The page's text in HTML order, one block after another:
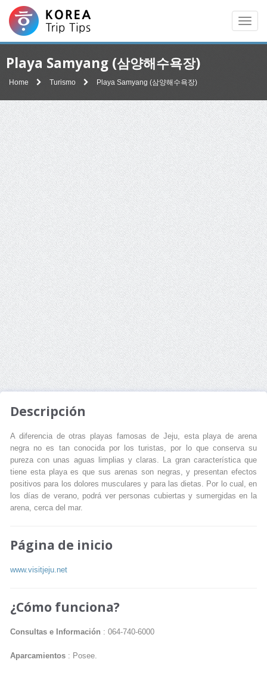
Playa Samyang (삼양해수욕장)
Home Turismo Playa Samyang (삼양해수욕장)
Descripción
A diferencia de otras playas famosas de Jeju, esta playa de arena
negra no es tan conocida por los turistas, por lo que conserva su
pureza con unas aguas limplias y claras. La gran característica que
tiene esta playa es que sus arenas son negras, y presentan efectos
positivos para los dolores musculares y para las dietas. Por lo cual, en
los días de verano, podrá ver personas cubiertas y sumergidas en la
arena, cerca del mar.
Página de inicio
www.visitjeju.net
¿Cómo funciona?
Consultas e Información : 064-740-6000
Aparcamientos : Posee.